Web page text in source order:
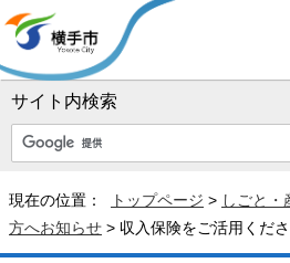
サイト内検索
現在の位置： トップページ > しごと・
方へお知らせ > 収入保険をご活用くだ